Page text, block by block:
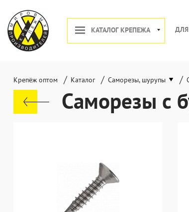
КАТАЛОГ КРЕПЕЖА ДЛЯ
Крепёж оптом / Каталог / Саморезы, шурупы /
Саморезы с